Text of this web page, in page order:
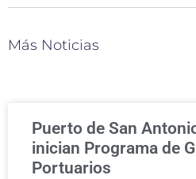
Más Noticias
Puerto de San
inician Programa de
Portuarios